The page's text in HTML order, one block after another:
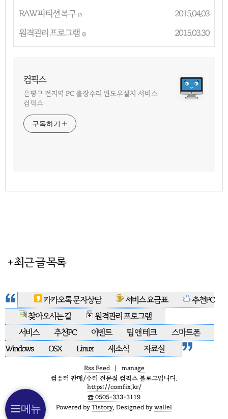
RAW 파티션 복구 (2)
2015.04.03
원격관리 프로그램 (0) 2015.03.30
컴픽스
은평구 전지역 PC 출장수리 윈도우설치 서비스
컴픽스
구독하기
+ 최근 글 목록
카카오톡 문자상담 서비스 요금표
추천PC
찾아오시는 길
원격관리 프로그램
서비스
추천PC 이벤트 팁 앤 테크
스마트폰
Windows
OSX Linux 새소식 자료실
Rss Feed| manage
컴퓨터 판매/수리 전문점 컴픽스 블로그입니다.
https://comfix.kr/
☎️ 0505-333-3119
Powered byTistory, Designed bywallel
메뉴